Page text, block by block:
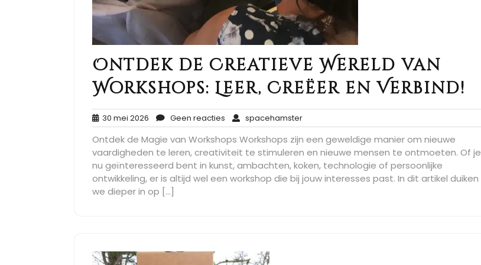
Ontdek de Creatieve Wereld van
Workshops: Leer, Creëer en Verbind!
30 mei 2026 30
mei
2026
Geen reacties Geen
reacties
spacehamsterspacehamster
Ontdek de Magie van Workshops Workshops zijn een geweldige manier om nieuwe
vaardigheden te leren, creativiteit te stimuleren en nieuwe mensen te ontmoeten. Of je
nu geïnteresseerd bent in kunst, ambachten, koken, technologie of persoonlijke
ontwikkeling, er is altijd wel een workshop die bij jouw interesses past. In dit artikel duiken
we dieper in op […]